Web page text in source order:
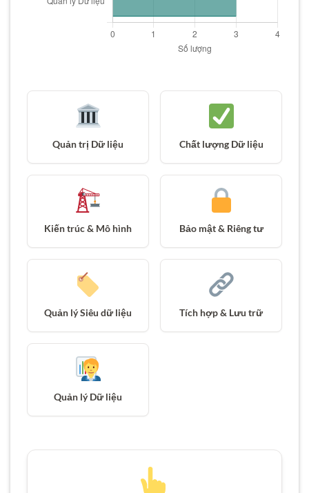
Quản trị Dữ liệu Chất lượng Dữ liệu
Kiến trúc & Mô hình Bảo mật & Riêng tư
Quản lý Siêu dữ liệu Tích hợp & Lưu trữ
Quản lý Dữ liệu